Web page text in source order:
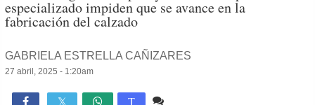
especializado impiden que se avance en la
fabricación del calzado
GABRIELA ESTRELLA CAÑIZARES
27 abril, 2025 - 1:20am
 T